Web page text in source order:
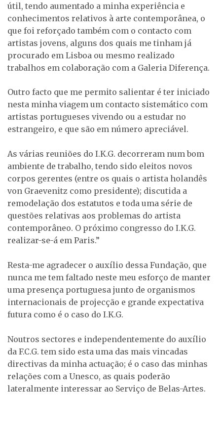
útil, tendo aumentado a minha experiência e
conhecimentos relativos à arte contemporânea, o
que foi reforçado também com o contacto com
artistas jovens, alguns dos quais me tinham já
procurado em Lisboa ou mesmo realizado
trabalhos em colaboração com a Galeria Diferença.
Outro facto que me permito salientar é ter iniciado
nesta minha viagem um contacto sistemático com
artistas portugueses vivendo ou a estudar no
estrangeiro, e que são em número apreciável.
As várias reuniões do I.K.G. decorreram num bom
ambiente de trabalho, tendo sido eleitos novos
corpos gerentes (entre os quais o artista holandês
von Graevenitz como presidente); discutida a
remodelação dos estatutos e toda uma série de
questões relativas aos problemas do artista
contemporâneo. O próximo congresso do I.K.G.
realizar-se-á em Paris.”
Resta-me agradecer o auxílio dessa Fundação, que
nunca me tem faltado neste meu esforço de manter
uma presença portuguesa junto de organismos
internacionais de projecção e grande expectativa
futura como é o caso do I.K.G.
Noutros sectores e independentemente do auxílio
da F.C.G. tem sido esta uma das mais vincadas
directivas da minha actuação; é o caso das minhas
relações com a Unesco, as quais poderão
lateralmente interessar ao Serviço de Belas-Artes.